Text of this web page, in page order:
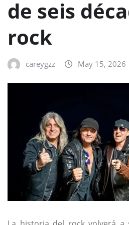
de seis
rock
careygzz May 15, 2026